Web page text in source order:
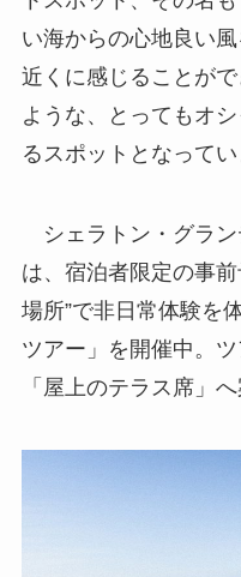
い海からの心地良い
近くに感じることが
ような、とってもオ
るスポットとなってい
シェラトン・グラン
は、宿泊者限定の事
場所”で非日常体験を
ツアー」を開催中。
「屋上のテラス席」